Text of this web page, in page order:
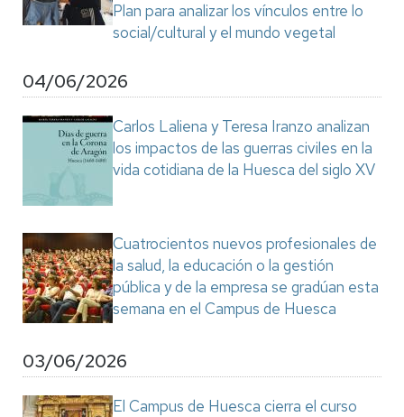
Plan para analizar los vínculos entre lo
social/cultural y el mundo vegetal
04/06/2026
Carlos Laliena y Teresa Iranzo analizan
los impactos de las guerras civiles en la
vida cotidiana de la Huesca del siglo XV
Cuatrocientos nuevos profesionales de
la salud, la educación o la gestión
pública y de la empresa se gradúan esta
semana en el Campus de Huesca
03/06/2026
El Campus de Huesca cierra el curso